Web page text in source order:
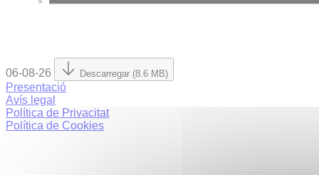
06-08-26 Descarregar (8.6 MB)
Presentació
Avís legal
Política de Privacitat
Política de Cookies